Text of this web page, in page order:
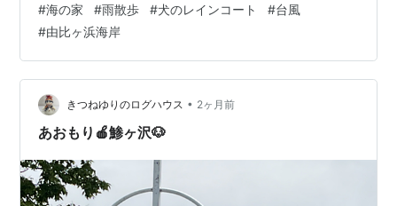
だわ！（遠くないか？） 五月も終わり頃になると、海の
家の準備が始まっていた。夏だけの海の家。一年中置い
たままにしないところが日本人らしいなと思う。日本に
限らないのか。海外の砂浜はどんなだろう。 こうやって
楽しむものさ。 ユクは水が嫌いなものだから、雨降りも
あまり好まないようで、すぐに雨宿りをしたがる…
#海の家 #雨散歩 #犬のレインコート #台風
#由比ヶ浜海岸
きつねゆりのログハウス • 2ヶ月前
あおもり🍎鯵ヶ沢🐶